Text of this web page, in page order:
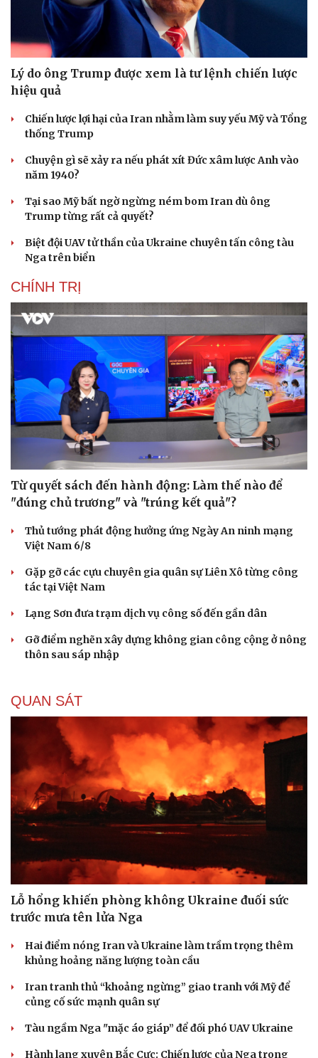
Cải chính
Lý do ông Trump được xem là tư lệnh chiến lược
hiệu quả
Chiến lược lợi hại của Iran nhằm làm suy yếu Mỹ và Tổng
thống Trump
Chuyện gì sẽ xảy ra nếu phát xít Đức xâm lược Anh vào
năm 1940?
Tại sao Mỹ bất ngờ ngừng ném bom Iran dù ông
Trump từng rất cả quyết?
Biệt đội UAV tử thần của Ukraine chuyên tấn công tàu
Nga trên biển
CHÍNH TRỊ
Từ quyết sách đến hành động: Làm thế nào để
"đúng chủ trương" và "trúng kết quả"?
Thủ tướng phát động hưởng ứng Ngày An ninh mạng
Việt Nam 6/8
Gặp gỡ các cựu chuyên gia quân sự Liên Xô từng công
tác tại Việt Nam
Lạng Sơn đưa trạm dịch vụ công số đến gần dân
Gỡ điểm nghẽn xây dựng không gian công cộng ở nông
thôn sau sáp nhập
QUAN SÁT
Lỗ hổng khiến phòng không Ukraine đuối sức
trước mưa tên lửa Nga
Hai điểm nóng Iran và Ukraine làm trầm trọng thêm
khủng hoảng năng lượng toàn cầu
Iran tranh thủ “khoảng ngừng” giao tranh với Mỹ để
củng cố sức mạnh quân sự
Tàu ngầm Nga "mặc áo giáp” để đối phó UAV Ukraine
Hành lang xuyên Bắc Cực: Chiến lược của Nga trong